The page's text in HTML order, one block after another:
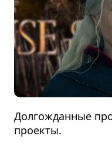
Долгожданные
проекты.